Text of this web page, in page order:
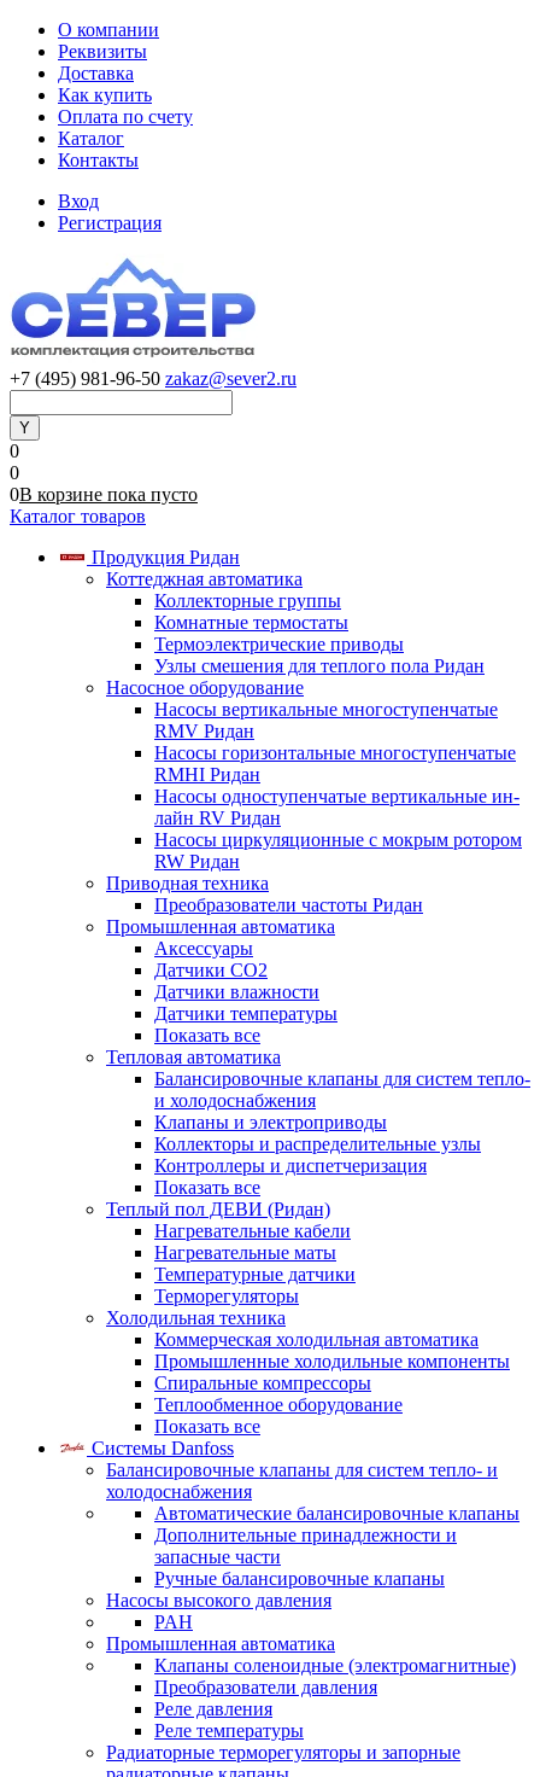
О компании
Реквизиты
Доставка
Как купить
Оплата по счету
Каталог
Контакты
Вход
Регистрация
+7 (495) 981-96-50 zakaz@sever2.ru
0
0
0В корзине пока пусто
Каталог товаров
Продукция Ридан
Коттеджная автоматика
Коллекторные группы
Комнатные термостаты
Термоэлектрические приводы
Узлы смешения для теплого пола Ридан
Насосное оборудование
Насосы вертикальные многоступенчатые
RMV Ридан
Насосы горизонтальные многоступенчатые
RMHI Ридан
Насосы одноступенчатые вертикальные ин-
лайн RV Ридан
Насосы циркуляционные с мокрым ротором
RW Ридан
Приводная техника
Преобразователи частоты Ридан
Промышленная автоматика
Аксессуары
Датчики CO2
Датчики влажности
Датчики температуры
Показать все
Тепловая автоматика
Балансировочные клапаны для систем тепло-
и холодоснабжения
Клапаны и электроприводы
Коллекторы и распределительные узлы
Контроллеры и диспетчеризация
Показать все
Теплый пол ДЕВИ (Ридан)
Нагревательные кабели
Нагревательные маты
Температурные датчики
Терморегуляторы
Холодильная техника
Коммерческая холодильная автоматика
Промышленные холодильные компоненты
Спиральные компрессоры
Теплообменное оборудование
Показать все
Системы Danfoss
Балансировочные клапаны для систем тепло- и
холодоснабжения
Автоматические балансировочные клапаны
Дополнительные принадлежности и
запасные части
Ручные балансировочные клапаны
Насосы высокого давления
PAH
Промышленная автоматика
Клапаны соленоидные (электромагнитные)
Преобразователи давления
Реле давления
Реле температуры
Радиаторные терморегуляторы и запорные